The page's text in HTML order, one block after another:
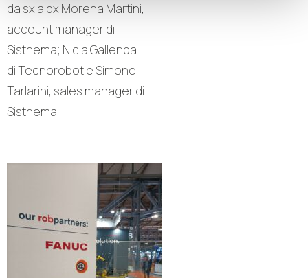
da sx a dx Morena Martini,
account manager di
Sisthema; Nicla Gallenda
di Tecnorobot e Simone
Tarlarini, sales manager di
Sisthema.